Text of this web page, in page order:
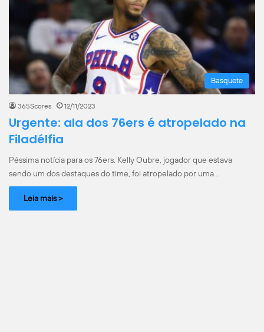
Basquete
365Scores 12/11/2023
Urgente: ala dos 76ers é atropelado na
Filadélfia
Péssima notícia para os 76ers. Kelly Oubre, jogador que estava
sendo um dos destaques do time, foi atropelado por uma…
Leia mais >